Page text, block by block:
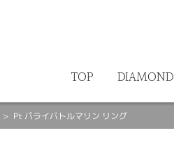
TOP DIAMOND
Pt パライバトルマリン リング